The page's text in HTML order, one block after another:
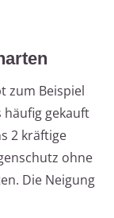
zum Beispiel
häufig gekauft
2 kräftige
ohne
Die Neigung